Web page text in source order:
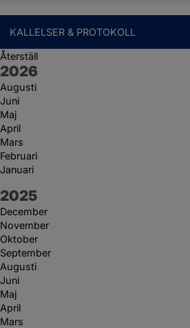
KALLELSER & PROTOKOLL
Återställ
År:
2026
Augusti
Juni
Maj
April
Mars
Februari
Januari
År:
2025
December
November
Oktober
September
Augusti
Juni
Maj
April
Mars